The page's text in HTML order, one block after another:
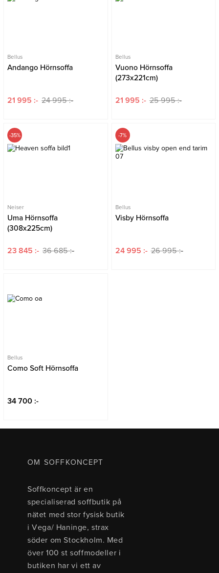
Bellus
Andango Hörnsoffa
21 995 :- 24 995 :-
Bellus
Vuono Hörnsoffa
(273x221cm)
21 995 :- 25 995 :-
-35%
Neiser
Uma Hörnsoffa
(308x225cm)
23 845 :- 36 685 :-
-7%
Bellus
Visby Hörnsoffa
24 995 :- 26 995 :-
Bellus
Como Soft Hörnsoffa
34 700 :-
OM SOFFKONCEPT
Soffkoncept är en
specialiserad soffbutik på
nätet med stor fysisk butik
i Vega/ Haninge, strax
söder om Stockholm. Med
över 100 st soffmodeller i
butiken har vi ett av